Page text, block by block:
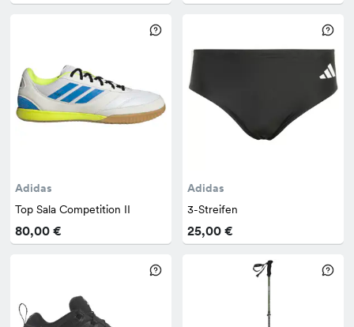
Adidas
Top Sala Competition II
80,00 €
Adidas
3-Streifen
25,00 €